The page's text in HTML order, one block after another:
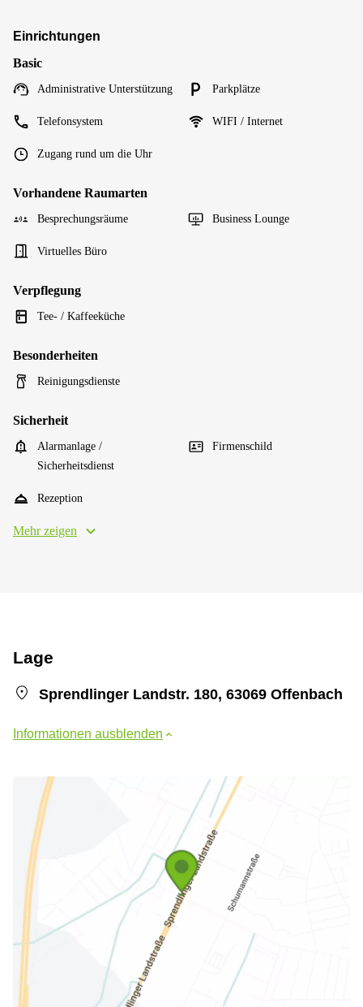
Einrichtungen
Basic
Administrative Unterstützung Parkplätze
Telefonsystem WIFI / Internet
Zugang rund um die Uhr
Vorhandene Raumarten
Besprechungsräume Business Lounge
Virtuelles Büro
Verpflegung
Tee- / Kaffeeküche
Besonderheiten
Reinigungsdienste
Sicherheit
Alarmanlage /
Sicherheitsdienst
Firmenschild
Rezeption
Mehr zeigen
Lage
Sprendlinger Landstr. 180, 63069 Offenbach
Informationen ausblenden